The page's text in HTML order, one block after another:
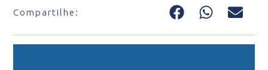
Compartilhe: